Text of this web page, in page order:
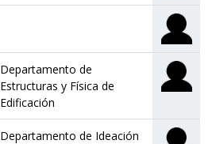
Departamento de
Estructuras y Física de
Edificación
Departamento de Ideación